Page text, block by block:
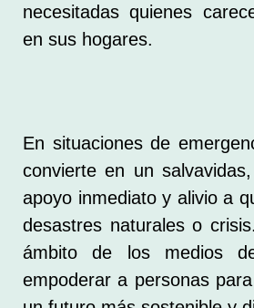
necesitadas quienes
en sus hogares.
En situaciones de
convierte en un
apoyo inmediato y alivio a
desastres naturales o
ámbito de los medios
empoderar a personas